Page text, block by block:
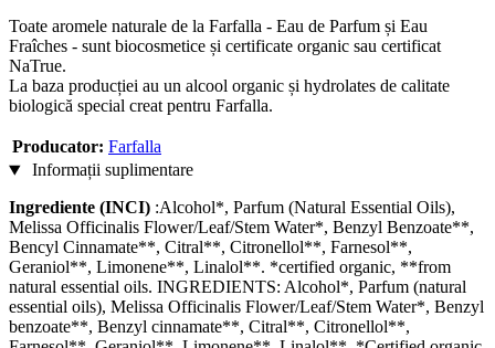
Toate aromele naturale de la Farfalla - Eau de Parfum și Eau
Fraîches - sunt biocosmetice și certificate organic sau certificat
NaTrue.
La baza producției au un alcool organic și hydrolates de calitate
biologică special creat pentru Farfalla.
Producator: Farfalla
Informații suplimentare
Ingrediente (INCI) :Alcohol*, Parfum (Natural Essential Oils),
Melissa Officinalis Flower/Leaf/Stem Water*, Benzyl Benzoate**,
Bencyl Cinnamate**, Citral**, Citronellol**, Farnesol**,
Geraniol**, Limonene**, Linalol**. *certified organic, **from
natural essential oils. INGREDIENTS: Alcohol*, Parfum (natural
essential oils), Melissa Officinalis Flower/Leaf/Stem Water*, Benzyl
benzoate**, Benzyl cinnamate**, Citral**, Citronellol**,